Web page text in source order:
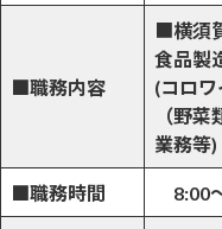
■職務内容
■横須
食品製
(コロ
（野
業務等)
■職務時間 8:00